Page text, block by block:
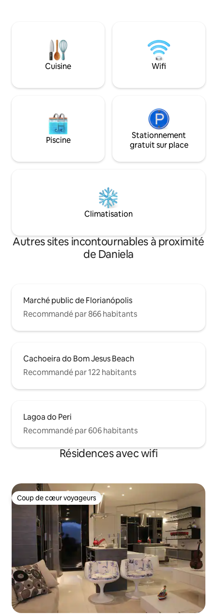
et minibar intégré à la piscine et au jardin
Nous acceptons les petits animaux de
compagnie moyennant des frais
supplémentaires.
simplicité.
Cuisine Wifi
Piscine
Stationnement
gratuit sur place
Climatisation
Autres sites incontournables à proximité
de Daniela
Marché public de Florianópolis
Recommandé par 866 habitants
Cachoeira do Bom Jesus Beach
Recommandé par 122 habitants
Lagoa do Peri
Recommandé par 606 habitants
Résidences avec wifi
Coup de cœur voyageurs
Coup de cœur voyageurs